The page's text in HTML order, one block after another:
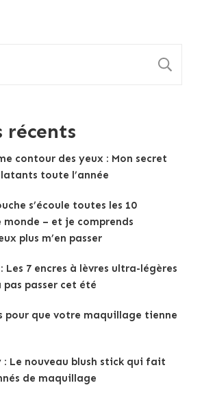
récents
contour des yeux : Mon secret
toute l’année
s’écoule toutes les 10
monde – et je comprends
plus m’en passer
Les 7 encres à lèvres ultra-légères
pas passer cet été
pour que votre maquillage tienne
Le nouveau blush stick qui fait
de maquillage